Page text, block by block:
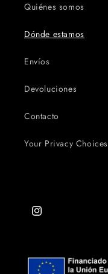
Quiénes somos
Dónde estamos
Envíos
Devoluciones
Contacto
Your Privacy Choices
Instagram